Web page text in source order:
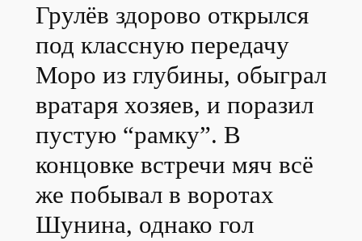
Грулёв здорово открылся
под классную передачу
Моро из глубины, обыграл
вратаря хозяев, и поразил
пустую “рамку”. В
концовке встречи мяч всё
же побывал в воротах
Шунина, однако гол